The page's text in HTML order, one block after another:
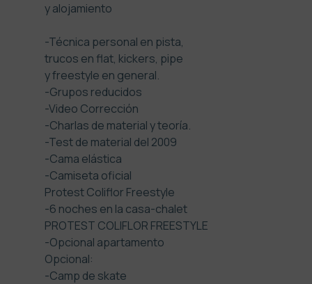
y alojamiento
-Técnica personal en pista,
trucos en flat, kickers, pipe
y freestyle en general.
-Grupos reducidos
-Video Corrección
-Charlas de material y teoría.
-Test de material del 2009
-Cama elástica
-Camiseta oficial
Protest Coliflor Freestyle
-6 noches en la casa-chalet
PROTEST COLIFLOR FREESTYLE
-Opcional apartamento
Opcional:
-Camp de skate